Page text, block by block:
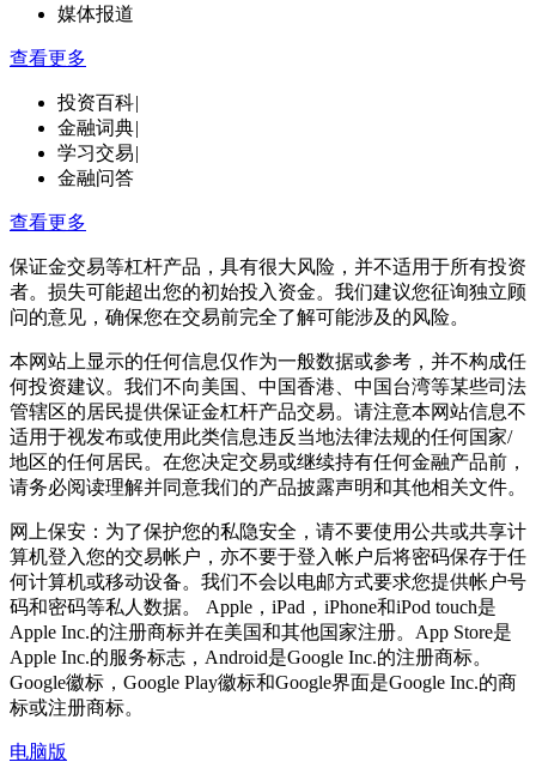
媒体报道
查看更多
投资百科|
金融词典|
学习交易|
金融问答
查看更多
保证金交易等杠杆产品，具有很大风险，并不适用于所有投资
者。损失可能超出您的初始投入资金。我们建议您征询独立顾
问的意见，确保您在交易前完全了解可能涉及的风险。
本网站上显示的任何信息仅作为一般数据或参考，并不构成任
何投资建议。我们不向美国、中国香港、中国台湾等某些司法
管辖区的居民提供保证金杠杆产品交易。请注意本网站信息不
适用于视发布或使用此类信息违反当地法律法规的任何国家/
地区的任何居民。在您决定交易或继续持有任何金融产品前，
请务必阅读理解并同意我们的产品披露声明和其他相关文件。
网上保安：为了保护您的私隐安全，请不要使用公共或共享计
算机登入您的交易帐户，亦不要于登入帐户后将密码保存于任
何计算机或移动设备。我们不会以电邮方式要求您提供帐户号
码和密码等私人数据。 Apple，iPad，iPhone和iPod touch是
Apple Inc.的注册商标并在美国和其他国家注册。App Store是
Apple Inc.的服务标志，Android是Google Inc.的注册商标。
Google徽标，Google Play徽标和Google界面是Google Inc.的商
标或注册商标。
电脑版